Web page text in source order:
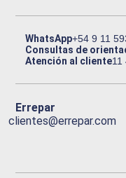
WhatsApp+54 9 11
Consultas de
Atención al cliente11
Errepar
clientes@errepar.com